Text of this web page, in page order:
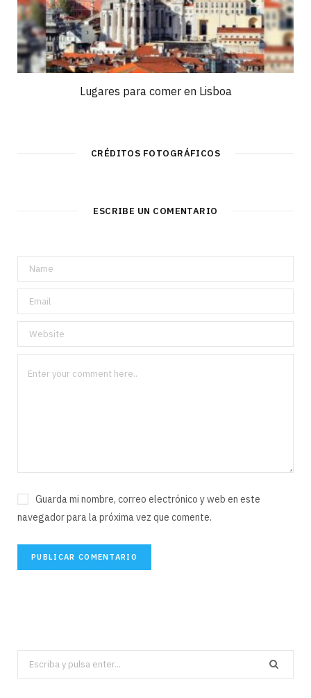
Lugares para comer en Lisboa
CRÉDITOS FOTOGRÁFICOS
ESCRIBE UN COMENTARIO
Guarda mi nombre, correo electrónico y web en este
navegador para la próxima vez que comente.
Search
for: